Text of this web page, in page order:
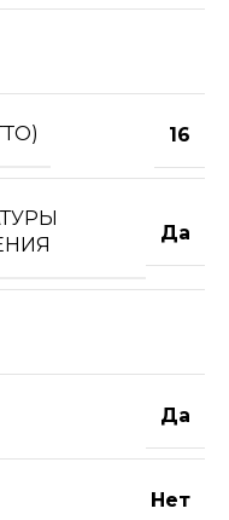
16
Да
Да
Нет